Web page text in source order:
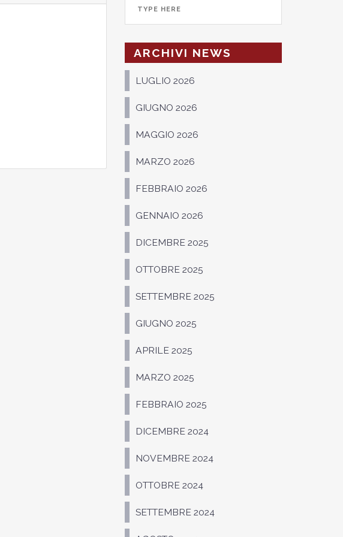
ARCHIVI NEWS
LUGLIO 2026
GIUGNO 2026
MAGGIO 2026
MARZO 2026
FEBBRAIO 2026
GENNAIO 2026
DICEMBRE 2025
OTTOBRE 2025
SETTEMBRE 2025
GIUGNO 2025
APRILE 2025
MARZO 2025
FEBBRAIO 2025
DICEMBRE 2024
NOVEMBRE 2024
OTTOBRE 2024
SETTEMBRE 2024